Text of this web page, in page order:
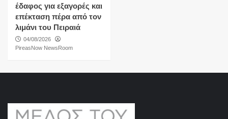
έδαφος για εξαγορές και
επέκταση πέρα από τον
λιμάνι του Πειραιά
04/08/2026
PireasNow NewsRoom